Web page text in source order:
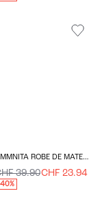
VMMNITA ROBE DE MATERNITÉ
39.90CHF 23.94